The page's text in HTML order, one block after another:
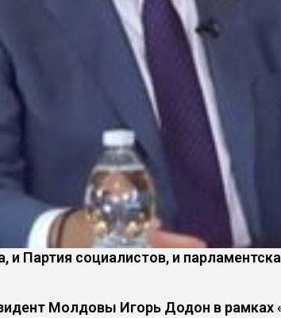
и Партия социалистов, и
Молдовы Игорь Додон в рамках